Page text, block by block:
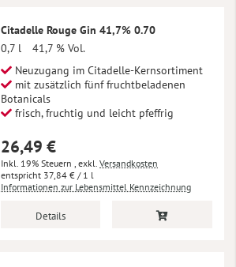
Citadelle Rouge Gin 41,7% 0.70
0,7 l
41,7 % Vol.
Neuzugang im Citadelle-Kernsortiment
mit zusätzlich fünf fruchtbeladenen
Botanicals
frisch, fruchtig und leicht pfeffrig
26,49 €
Inkl. 19% Steuern , exkl. Versandkosten
37,84 € / 1 l
Informationen zur Lebensmittel Kennzeichnung
Details